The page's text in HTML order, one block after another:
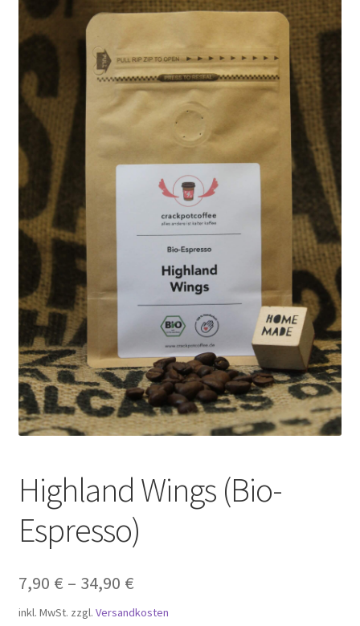
Newsletter
Über Uns
Unser Kaffee
Versandarten
Vertrag widerrufen
Warenkorb
Widerrufsbelehrung
Zahlungsarten
Highland Wings (Bio-
Espresso)
7,90 € – 34,90 €
inkl. MwSt. zzgl. Versandkosten